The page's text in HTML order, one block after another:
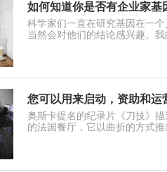
如何知道你是否有企业家基
科学家们一直在研究基因在一
当然会对他们的结论感兴趣。
您可以用来启动，资助和运
奥斯卡提名的纪录片《刀技》
的法国餐厅，它以曲折的方式推